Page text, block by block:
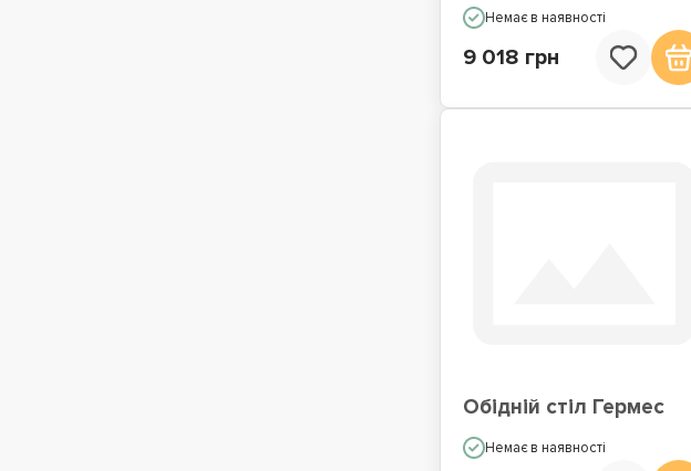
Немає в наявності
9 018 грн
Обідній стіл Гермес
Немає в наявності